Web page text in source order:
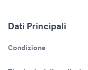
Dati Principali
Condizione